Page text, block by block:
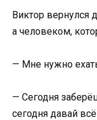
Виктор вернулся
а человеком,
— Мне нужно
— Сегодня
сегодня давай